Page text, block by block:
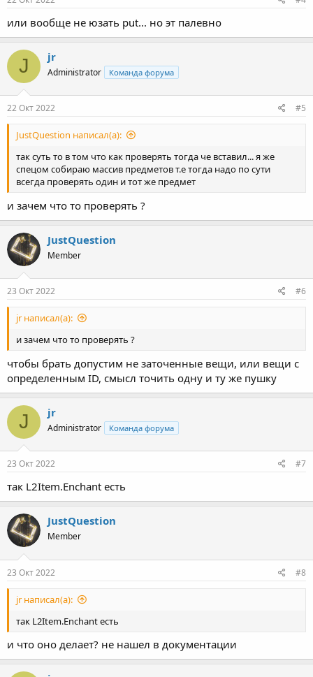
или вообще не юзать put... но эт палевно
J jr
Administrator Команда форума
22 Окт 2022 #5
JustQuestion написал(а):
так суть то в том что как проверять тогда че вставил... я же
спецом собираю массив предметов т.е тогда надо по сути
всегда проверять один и тот же предмет
и зачем что то проверять ?
JustQuestion
Member
23 Окт 2022 #6
jr написал(а):
и зачем что то проверять ?
чтобы брать допустим не заточенные вещи, или вещи с
определенным ID, смысл точить одну и ту же пушку
J jr
Administrator Команда форума
23 Окт 2022 #7
так L2Item.Enchant есть
JustQuestion
Member
23 Окт 2022 #8
jr написал(а):
так L2Item.Enchant есть
и что оно делает? не нашел в документации